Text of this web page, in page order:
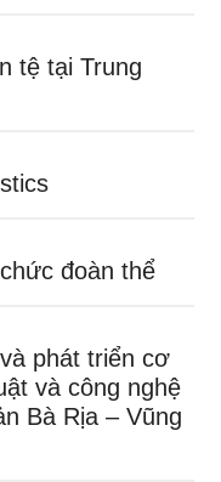
tệ tại Trung
đoàn thể
phát triển cơ
và công nghệ
Bà Rịa – Vũng